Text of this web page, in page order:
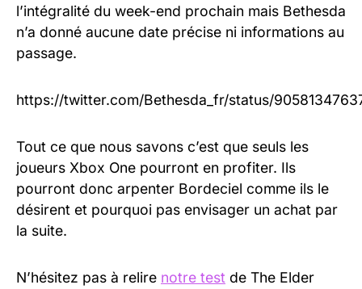
l’intégralité du week-end prochain mais Bethesda
n’a donné aucune date précise ni informations au
passage.
https://twitter.com/Bethesda_fr/status/
Tout ce que nous savons c’est que seuls les
joueurs Xbox One pourront en profiter. Ils
pourront donc arpenter Bordeciel comme ils le
désirent et pourquoi pas envisager un achat par
la suite.
N’hésitez pas à relire notre test de The Elder